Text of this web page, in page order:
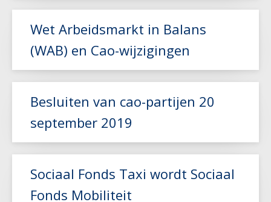
Wet Arbeidsmarkt in Balans
(WAB) en Cao-wijzigingen
Lees meer
Besluiten van cao-partijen 20
september 2019
Sociaal Fonds Taxi wordt Sociaal
Fonds Mobiliteit